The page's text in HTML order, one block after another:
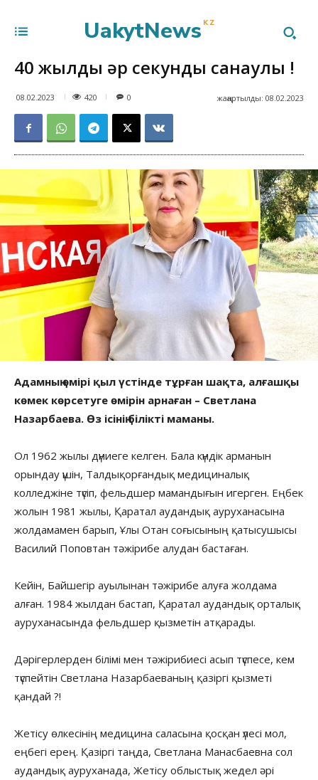
UakytNews KZ
40 жылдың әр секунды санаулы !
08.02.2023 420 жаңартылды: 08.02.2023
0
Адамның өмірі қыл үстінде тұрған шақта, алғашқы
көмек көрсетуге өмірін арнаған – Светлана
Назарбаева. Өз ісінің білікті маманы.
Ол 1962 жылы дүниеге келген. Бала күндік арманын
орындау үшін, Талдықорғандық медициналық
колледжіне түсіп, фельдшер мамандығын игерген. Еңбек
жолын 1981 жылы, Қаратал аудандық ауруханасына
жолдамамен барып, Ұлы Отан соғысының қатысушысы
Василий Поповтан тәжірибе алудан бастаған.
Кейін, Байшегір ауылынан тәжірибе алуға жолдама
алған. 1984 жылдан бастап, Қаратал аудандық орталық
ауруханасында фельдшер қызметін атқарады.
Дәрігерлерден білімі мен тәжірибиесі асып түспесе, кем
түспейтін Светлана Назарбаеваның қазіргі қызметі
қандай ?!
Жетісу өлкесінің медицина саласына қосқан үлесі мол,
еңбегі ерең. Қазіргі таңда, Светлана Манасбаевна сол
аудандық ауруханада, Жетісу облыстық жедел әрі